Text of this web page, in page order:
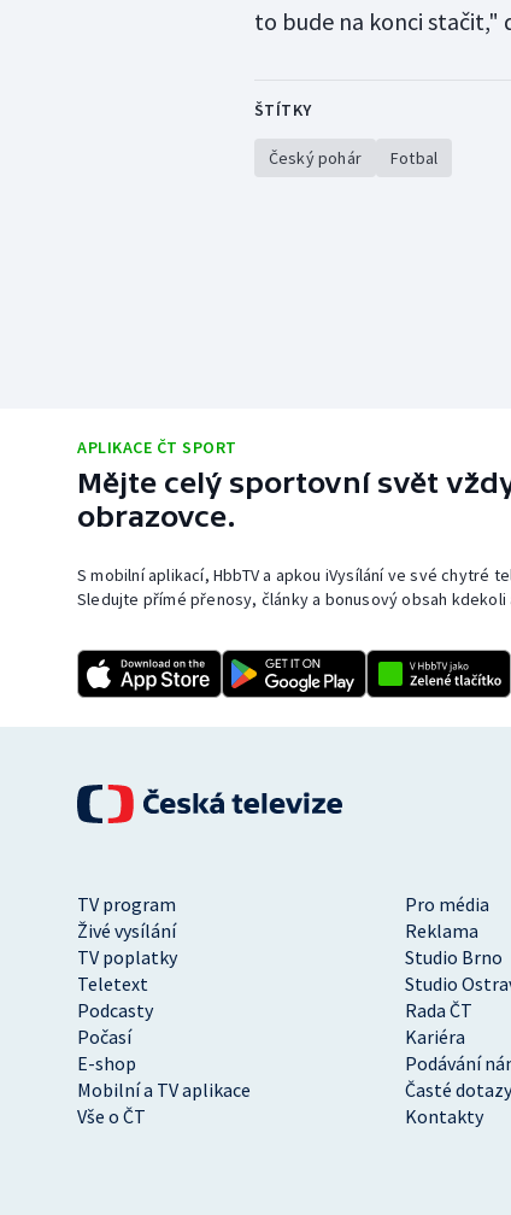
to bude na konci stačit,"
ŠTÍTKY
Český pohár Fotbal
APLIKACE ČT SPORT
Mějte celý sportovní svět
obrazovce.
S mobilní aplikací, HbbTV a apkou iVysílání ve své chytré
Sledujte přímé přenosy, články a bonusový obsah kdekoli
TV program
Pro média
Živé vysílání
Reklama
TV poplatky
Studio Brno
Teletext
Studio
Podcasty
Rada ČT
Počasí
Kariéra
E-shop
Podávání
Mobilní a TV aplikace
Časté dotazy
Vše o ČT
Kontakty